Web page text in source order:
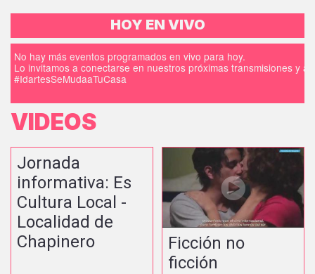
HOY EN VIVO
No hay más eventos programados en vivo para hoy.
Lo invitamos a conectarse en nuestros próximas transmisiones y
#IdartesSeMudaaTuCasa
VIDEOS
Jornada
informativa: Es
Cultura Local -
Localidad de
Chapinero
Ficción no
ficción